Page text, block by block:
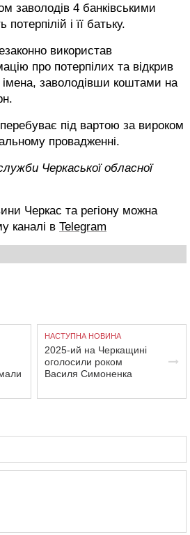
заволодів 4 банківськими
і її батьку.
використав
про потерпілих та відкрив
імена, заволодівши коштами на
під вартою за вироком
провадженні.
Черкаської обласної
Черкас та регіону можна
каналі в Telegram
НАСТУПНА НОВИНА
2025-ий на Черкащині
оголосили роком
Василя Симоненка